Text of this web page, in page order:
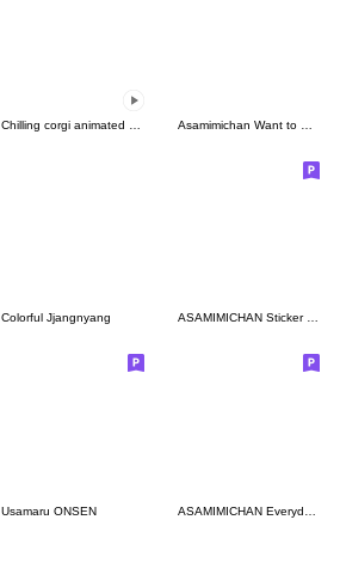
Colorful Jjangnyang ASAMIMICHAN Sticker to show your love3
Usamaru ONSEN